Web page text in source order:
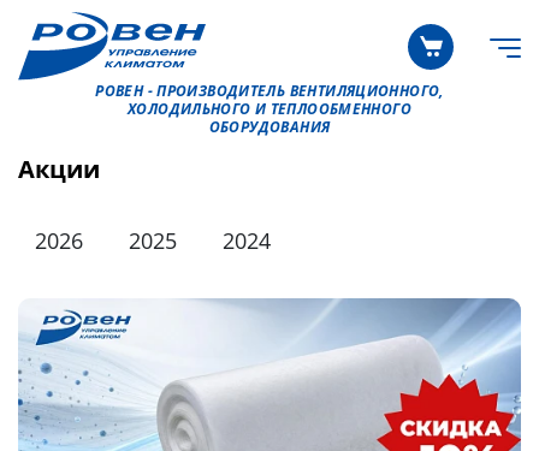
РОВЕН - ПРОИЗВОДИТЕЛЬ ВЕНТИЛЯЦИОННОГО,
ХОЛОДИЛЬНОГО И ТЕПЛООБМЕННОГО
ОБОРУДОВАНИЯ
Акции
2026 2025 2024